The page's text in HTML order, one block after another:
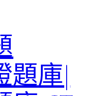
題庫|